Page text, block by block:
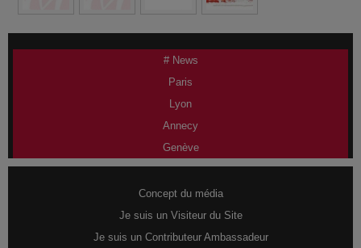
# News
Paris
Lyon
Annecy
Genève
Concept du média
Je suis un Visiteur du Site
Je suis un Contributeur Ambassadeur